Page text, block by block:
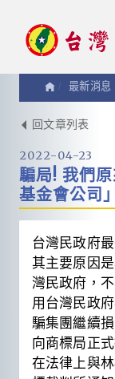
最新消息
焦
點
專
欄
回文章列表
2022-04-23
騙局! 我們
基金會公司」
台灣民政府
其主要原因
灣民政府，
用台灣民政
騙集團繼續
向商標局正
在法律上與